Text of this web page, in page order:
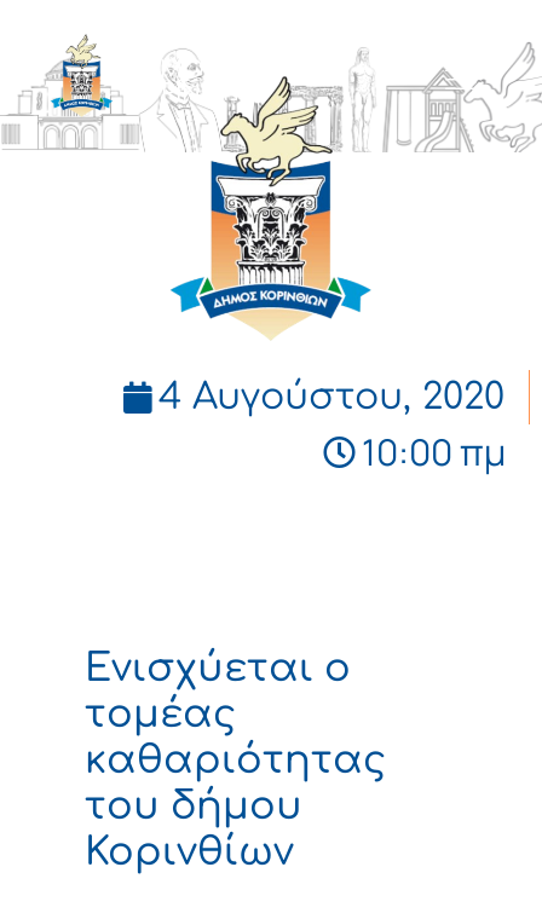
ΔΗΜΟΣ
ΚΟΡΙΝΘΙΩΝ
4 Αυγούστου, 2020
10:00 πμ
Ενισχύεται ο
τομέας
καθαριότητας
του δήμου
Κορινθίων